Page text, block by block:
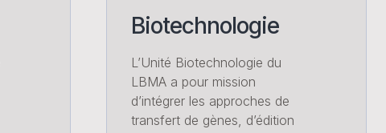
Biotechnologie
L’Unité Biotechnologie du
LBMA a pour mission
d’intégrer les approches de
transfert de gènes, d’édition